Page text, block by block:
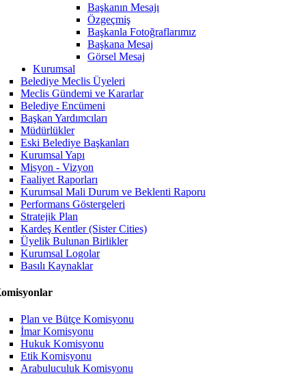
Başkanın Mesajı
Özgeçmiş
Başkanla Fotoğraflarımız
Başkana Mesaj
Görsel Mesaj
Kurumsal
Belediye Meclis Üyeleri
Meclis Gündemi ve Kararlar
Belediye Encümeni
Başkan Yardımcıları
Müdürlükler
Eski Belediye Başkanları
Kurumsal Yapı
Misyon - Vizyon
Faaliyet Raporları
Kurumsal Mali Durum ve Beklenti Raporu
Performans Göstergeleri
Stratejik Plan
Kardeş Kentler (Sister Cities)
Üyelik Bulunan Birlikler
Kurumsal Logolar
Basılı Kaynaklar
Plan ve Bütçe Komisyonu
İmar Komisyonu
Hukuk Komisyonu
Etik Komisyonu
Arabuluculuk Komisyonu